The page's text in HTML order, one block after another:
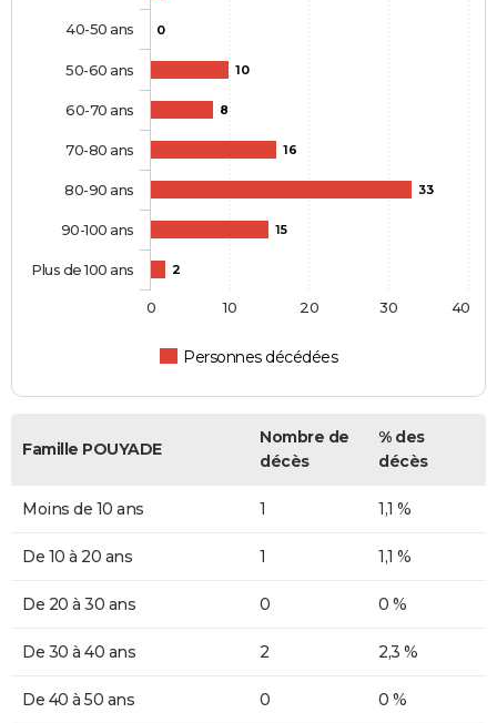
0
10
8
16
33
15
2
Personnes décédées
40-50 ans
50-60 ans
60-70 ans
70-80 ans
80-90 ans
90-100 ans
Plus de 100 ans
0 10 20 30 40
Famille POUYADE
Nombre de
décès
% des
décès
Moins de 10 ans 1 1,1 %
De 10 à 20 ans 1 1,1 %
De 20 à 30 ans 0 0 %
De 30 à 40 ans 2 2,3 %
De 40 à 50 ans 0 0 %